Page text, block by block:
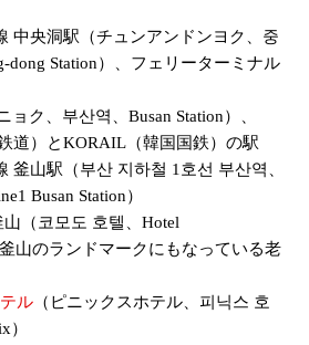
中央洞駅（チュンアンドンヨク、중
dong Station）、フェリーターミナル
ョク、부산역、Busan Station）、
道）とKORAIL（韓国国鉄）の駅
釜山駅（부산 지하철 1호선 부산역、
Busan Station）
（코모도 호텔、Hotel
山のランドマークにもなっている老
ル （ピニックスホテル、피닉스 호
）